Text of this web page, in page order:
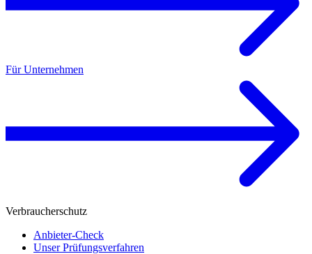
Für Unternehmen
Verbraucherschutz
Anbieter-Check
Unser Prüfungsverfahren